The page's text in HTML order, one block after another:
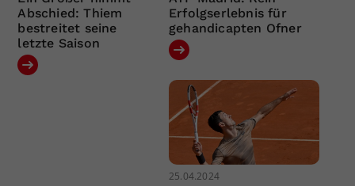
Abschied: Thiem
bestreitet seine
letzte Saison
Erfolgserlebnis für
gehandicapten Ofner
25.04.2024